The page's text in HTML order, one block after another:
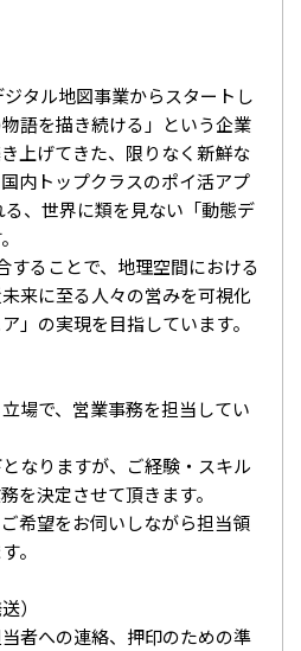
タル地図事業からスタートし
語を描き続ける」という企業
上げてきた、限りなく新鮮な
内トップクラスのポイ活アプ
、世界に類を見ない「動態デ
することで、地理空間における
来に至る人々の営みを可視化
」の実現を目指しています。
場で、営業事務を担当してい
なりますが、ご経験・スキル
を決定させて頂きます。
希望をお伺いしながら担当領
。
）
者への連絡、押印のための準